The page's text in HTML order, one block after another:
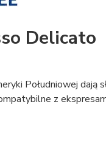
Południowej dają
z